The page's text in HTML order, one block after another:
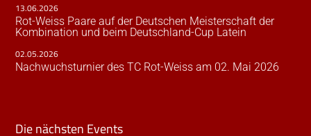
13.06.2026
Rot-Weiss Paare auf der Deutschen Meisterschaft der
Kombination und beim Deutschland-Cup Latein
02.05.2026
Nachwuchsturnier des TC Rot-Weiss am 02. Mai 2026
Die nächsten Events